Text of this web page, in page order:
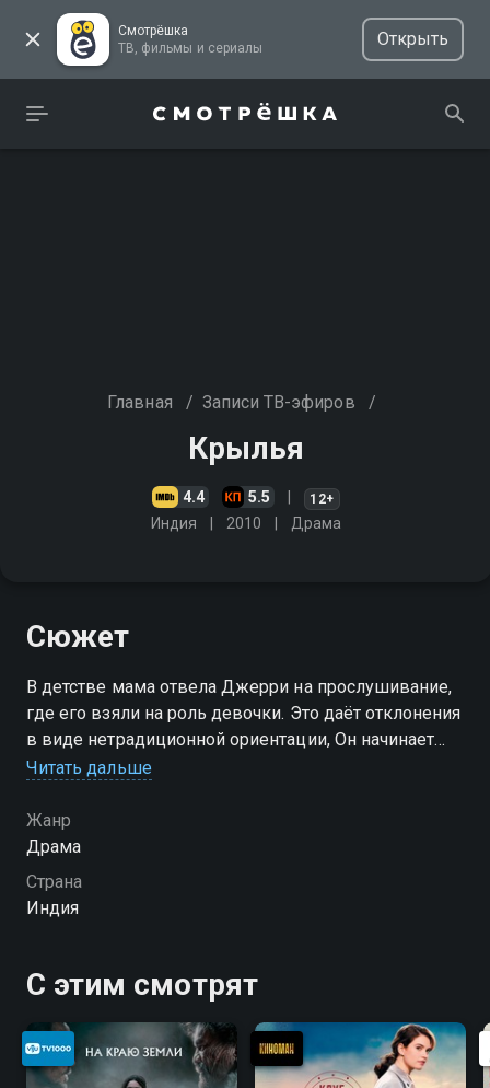
Смотрёшка
ТВ, фильмы и сериалы
Открыть
Главная / Записи ТВ-эфиров /
Крылья
4.4 5.5 12+
Индия 2010 Драма
Сюжет
В детстве мама отвела Джерри на прослушивание,
где его взяли на роль девочки. Это даёт отклонения
в виде нетрадиционной ориентации, Он начинает
употреблять наркотики. Вскоре он влюбляется в
лишь мираж
Читать дальше
Жанр
Драма
Страна
Индия
С этим смотрят